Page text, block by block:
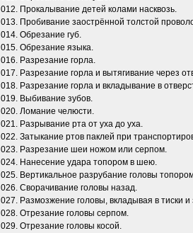
012. Прокалывание детей колами насквозь.
013. Пробивание заострённой толстой
014. Обрезание губ.
015. Обрезание языка.
016. Разрезание горла.
017. Разрезание горла и вытягивание через
018. Разрезание горла и вкладывание в
019. Выбивание зубов.
020. Ломание челюсти.
021. Разрывание рта от уха до уха.
022. Затыкание ртов паклей при
023. Разрезание шеи ножом или серпом.
024. Нанесение удара топором в шею.
025. Вертикальное разрубание головы
026. Сворачивание головы назад.
027. Размозжение головы, вкладывая в тиски и
028. Отрезание головы серпом.
029. Отрезание головы косой.